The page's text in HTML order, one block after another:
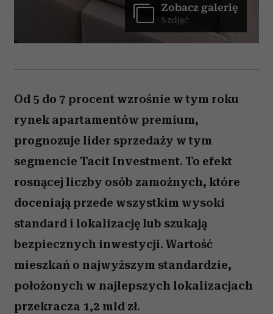
Zobacz galerię
5 zdjęć
Od 5 do 7 procent wzrośnie w tym roku
rynek apartamentów premium,
prognozuje lider sprzedaży w tym
segmencie Tacit Investment. To efekt
rosnącej liczby osób zamożnych, które
doceniają przede wszystkim wysoki
standard i lokalizację lub szukają
bezpiecznych inwestycji. Wartość
mieszkań o najwyższym standardzie,
położonych w najlepszych lokalizacjach
przekracza 1,2 mld zł.